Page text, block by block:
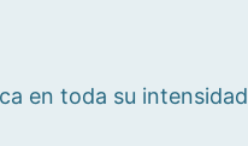
en toda su intensidad